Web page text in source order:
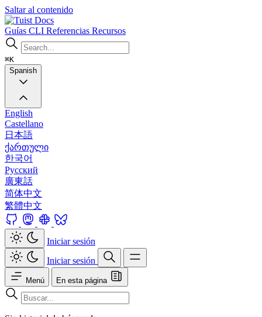
Saltar al contenido
Docs
Guías CLI Referencias Recursos
⌘K
Spanish
English
Castellano
日本語
ქართული
한국어
Русский
廣東話
简体中文
繁體中文
Iniciar sesión
Iniciar sesión
Menú En esta página